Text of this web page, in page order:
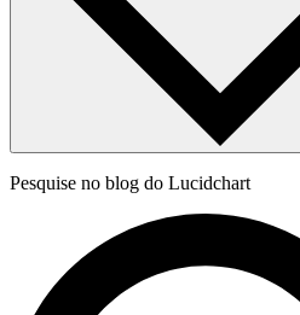
Pesquise no blog do Lucidchart